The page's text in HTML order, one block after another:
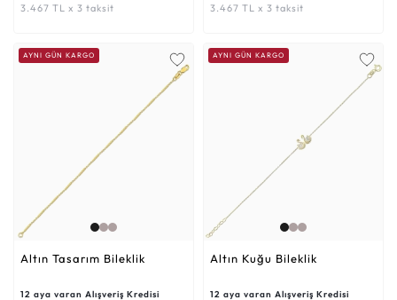
3.467 TL x 3 taksit 3.467 TL x 3 taksit
AYNI GÜN KARGO
Altın Tasarım Bileklik
12 aya varan Alışveriş Kredisi
AYNI GÜN KARGO
Altın Kuğu Bileklik
12 aya varan Alışveriş Kredisi